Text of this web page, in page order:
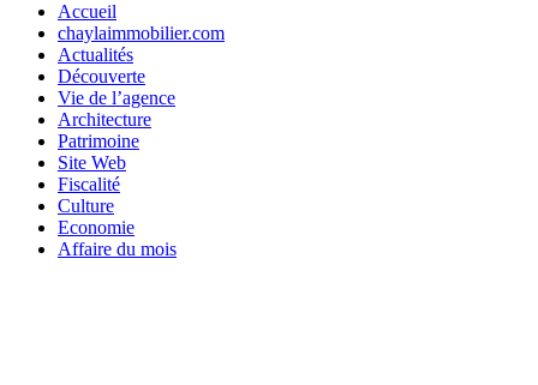
Accueil
chaylaimmobilier.com
Actualités
Découverte
Vie de l’agence
Architecture
Patrimoine
Site Web
Fiscalité
Culture
Economie
Affaire du mois